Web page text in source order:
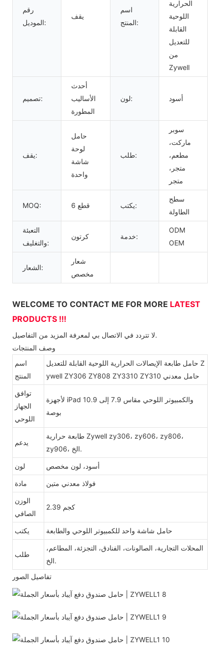
رقم
الموديل:
يقف
اسم
المنتج:
الحرارية
اللوحية
القابلة
للتعديل
من
Zywell
تصميم:
أحدث
الأساليب
المطورة
لون: أسود
يقف:
حامل
لوحة
شاشة
واحدة
طلب:
سوبر
ماركت،
مطعم،
متجر،
متجر
MOQ: 6 قطع يكتب:
سطح
الطاولة
التعبئة
والتغليف:
كرتون خدمة:
ODM
OEM
الشعار:
شعار
مخصص
WELCOME TO CONTACT ME FOR MORE LATEST
PRODUCTS !!!
لا تتردد في الاتصال بي لمعرفة المزيد من التفاصيل.
وصف المنتجات
اسم
المنتج
حامل طابعة الإيصالات الحرارية اللوحية القابلة للتعديل Z
ywell ZY306 ZY808 ZY3310 ZY310 حامل معدني
توافق
الجهاز
اللوحي
لأجهزة iPad والكمبيوتر اللوحي مقاس 7.9 إلى 10.9
بوصة
يدعم
طابعة حرارية Zywell zy306، zy606، zy806،
zy906، الخ.
لون أسود، لون مخصص
مادة فولاذ معدني متين
الوزن
الصافي
2.39 كجم
يكتب حامل شاشة واحد للكمبيوتر اللوحي والطابعة
طلب
المحلات التجارية، الصالونات، الفنادق، التجزئة، المطاعم،
الخ.
تفاصيل الصور